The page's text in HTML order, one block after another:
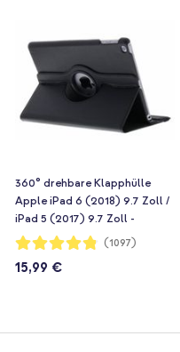
360° drehbare Klapphülle
Apple iPad 6 (2018) 9.7 Zoll /
iPad 5 (2017) 9.7 Zoll -
Schwarz
Bewertung:
96%
(1097)
15,99 €